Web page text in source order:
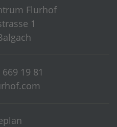
Flurhof
1
19 81